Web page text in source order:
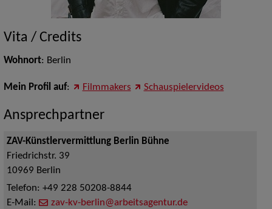
Vita / Credits
Wohnort: Berlin
Mein Profil auf: Filmmakers Schauspielervideos
Ansprechpartner
ZAV-Künstlervermittlung Berlin Bühne
Friedrichstr. 39
10969 Berlin
Telefon: +49 228 50208-8844
E-Mail:
zav-kv-berlin@arbeitsagentur.de